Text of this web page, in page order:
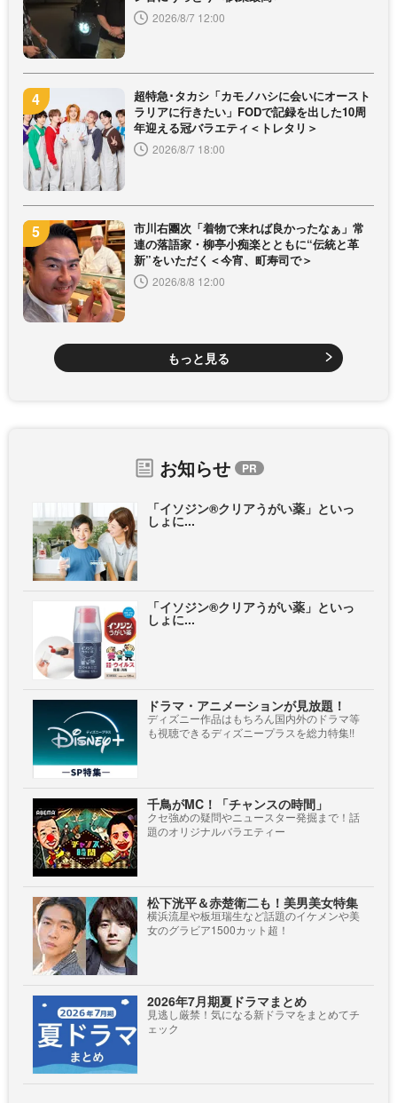
2026/8/7 12:00
超特急･タカシ「カモノハシに会いにオースト
ラリアに行きたい」FODで記録を出した10周
年迎える冠バラエティ＜トレタリ＞
2026/8/7 18:00
市川右團次「着物で来れば良かったなぁ」常
連の落語家・柳亭小痴楽とともに“伝統と革
新”をいただく＜今宵、町寿司で＞
2026/8/8 12:00
もっと見る
お知らせ
「イソジン®クリアうがい薬」といっ
しょに...
「イソジン®クリアうがい薬」といっ
しょに...
ドラマ・アニメーションが見放題！
ディズニー作品はもちろん国内外のドラマ等
も視聴できるディズニープラスを総力特集!!
千鳥がMC！「チャンスの時間」
クセ強めの疑問やニュースター発掘まで！話
題のオリジナルバラエティー
松下洸平＆赤楚衛二も！美男美女特集
横浜流星や板垣瑞生など話題のイケメンや美
女のグラビア1500カット超！
2026年7月期夏ドラマまとめ
見逃し厳禁！気になる新ドラマをまとめてチ
ェック